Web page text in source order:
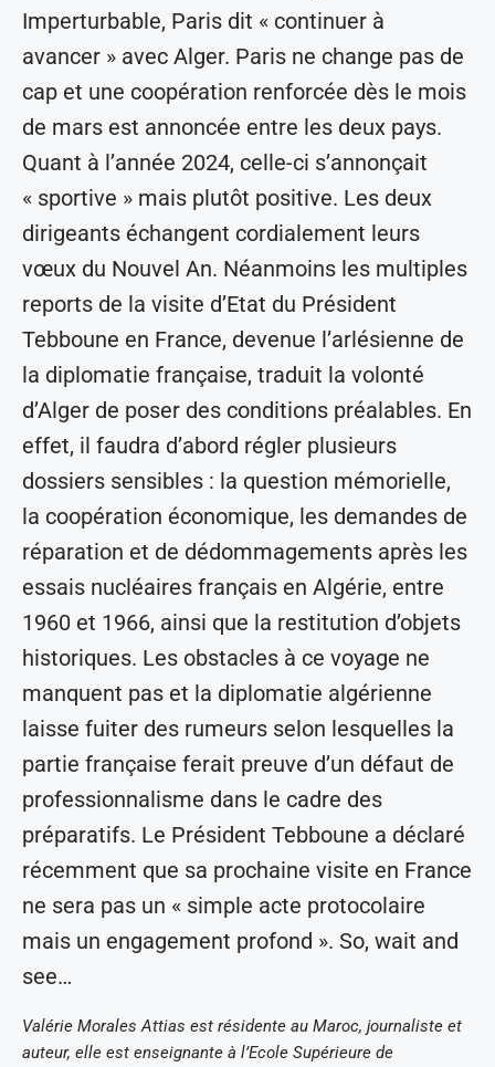
Imperturbable, Paris dit « continuer à
avancer » avec Alger. Paris ne change pas de
cap et une coopération renforcée dès le mois
de mars est annoncée entre les deux pays.
Quant à l’année 2024, celle-ci s’annonçait
« sportive » mais plutôt positive. Les deux
dirigeants échangent cordialement leurs
vœux du Nouvel An. Néanmoins les multiples
reports de la visite d’Etat du Président
Tebboune en France, devenue l’arlésienne de
la diplomatie française, traduit la volonté
d’Alger de poser des conditions préalables. En
effet, il faudra d’abord régler plusieurs
dossiers sensibles : la question mémorielle,
la coopération économique, les demandes de
réparation et de dédommagements après les
essais nucléaires français en Algérie, entre
1960 et 1966, ainsi que la restitution d’objets
historiques. Les obstacles à ce voyage ne
manquent pas et la diplomatie algérienne
laisse fuiter des rumeurs selon lesquelles la
partie française ferait preuve d’un défaut de
professionnalisme dans le cadre des
préparatifs. Le Président Tebboune a déclaré
récemment que sa prochaine visite en France
ne sera pas un « simple acte protocolaire
mais un engagement profond ». So, wait and
see…
Valérie Morales Attias est résidente au Maroc, journaliste et
auteur, elle est enseignante à l’Ecole Supérieure de